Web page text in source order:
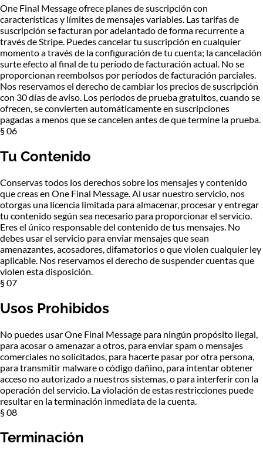
One Final Message ofrece planes de suscripción con
características y límites de mensajes variables. Las tarifas de
suscripción se facturan por adelantado de forma recurrente a
través de Stripe. Puedes cancelar tu suscripción en cualquier
momento a través de la configuración de tu cuenta; la cancelación
surte efecto al final de tu período de facturación actual. No se
proporcionan reembolsos por períodos de facturación parciales.
Nos reservamos el derecho de cambiar los precios de suscripción
con 30 días de aviso. Los períodos de prueba gratuitos, cuando se
ofrecen, se convierten automáticamente en suscripciones
pagadas a menos que se cancelen antes de que termine la prueba.
§ 06
Tu Contenido
Conservas todos los derechos sobre los mensajes y contenido
que creas en One Final Message. Al usar nuestro servicio, nos
otorgas una licencia limitada para almacenar, procesar y entregar
tu contenido según sea necesario para proporcionar el servicio.
Eres el único responsable del contenido de tus mensajes. No
debes usar el servicio para enviar mensajes que sean
amenazantes, acosadores, difamatorios o que violen cualquier ley
aplicable. Nos reservamos el derecho de suspender cuentas que
violen esta disposición.
§ 07
Usos Prohibidos
No puedes usar One Final Message para ningún propósito ilegal,
para acosar o amenazar a otros, para enviar spam o mensajes
comerciales no solicitados, para hacerte pasar por otra persona,
para transmitir malware o código dañino, para intentar obtener
acceso no autorizado a nuestros sistemas, o para interferir con la
operación del servicio. La violación de estas restricciones puede
resultar en la terminación inmediata de la cuenta.
§ 08
Terminación